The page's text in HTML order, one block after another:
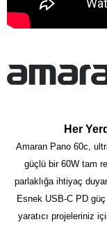
Her
Amaran Pano 60c,
güçlü bir 60W tam
parlaklığa ihtiyaç
Esnek USB-C PD
yaratıcı projeleriniz